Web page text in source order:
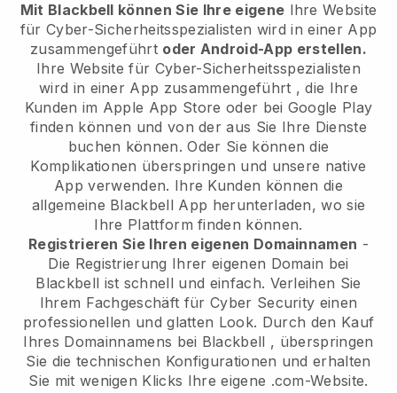
Mit Blackbell können Sie Ihre eigene Ihre Website
für Cyber-Sicherheitsspezialisten wird in einer App
zusammengeführt oder Android-App erstellen.
Ihre Website für Cyber-Sicherheitsspezialisten
wird in einer App zusammengeführt , die Ihre
Kunden im Apple App Store oder bei Google Play
finden können und von der aus Sie Ihre Dienste
buchen können. Oder Sie können die
Komplikationen überspringen und unsere native
App verwenden. Ihre Kunden können die
allgemeine Blackbell App herunterladen, wo sie
Ihre Plattform finden können.
Registrieren Sie Ihren eigenen Domainnamen -
Die Registrierung Ihrer eigenen Domain bei
Blackbell ist schnell und einfach. Verleihen Sie
Ihrem Fachgeschäft für Cyber Security einen
professionellen und glatten Look. Durch den Kauf
Ihres Domainnamens bei Blackbell , überspringen
Sie die technischen Konfigurationen und erhalten
Sie mit wenigen Klicks Ihre eigene .com-Website.